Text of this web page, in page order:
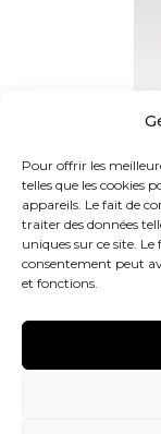
Pour offrir les
telles que les cookies
appareils. Le fait de
traiter des données
uniques sur ce site.
consentement peut
et fonctions.
T-
80,00